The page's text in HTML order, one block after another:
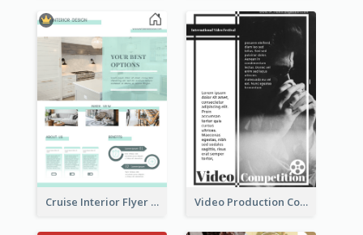
Cruise Interior Flyer Video Production Competition Flyer